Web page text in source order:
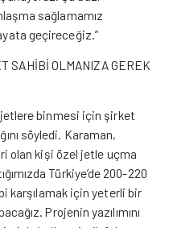
sağlamamız
geçireceğiz.”
SAHİBİ OLMANIZA GEREK
jetlere binmesi için şirket
söyledi. Karaman,
olan kişi özel jetle uçma
Türkiye’de 200-220
karşılamak için yeterli bir
Projenin yazılımını